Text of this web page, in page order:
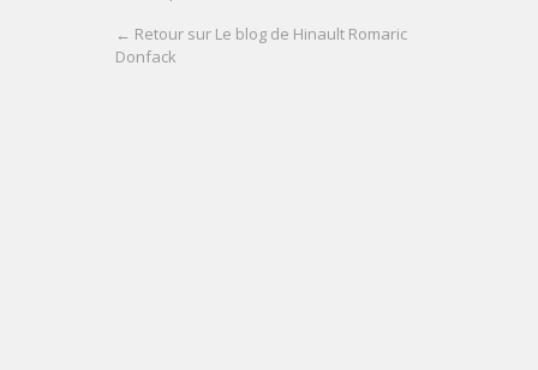
← Retour sur Le blog de Hinault Romaric
Donfack